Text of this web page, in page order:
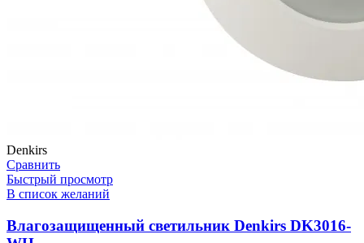
Denkirs
Сравнить
Быстрый просмотр
В список желаний
Влагозащищенный светильник Denkirs DK3016-